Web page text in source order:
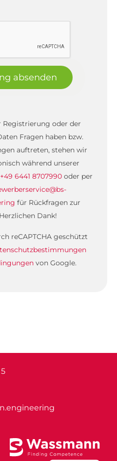
absenden
Registrierung oder der
Fragen haben bzw.
auftreten, stehen wir
während unserer
+49 6441 8707990oder per
für Rückfragen zur
Dank!
reCAPTCHA geschützt
von Google.